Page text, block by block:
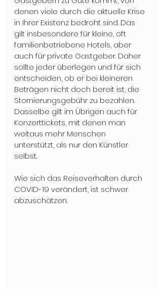
denen viele durch die aktuelle Krise
in Ihrer Existenz bedroht sind. Das
gilt insbesondere für kleine, oft
familienbetriebene Hotels, aber
auch für private Gastgeber. Daher
sollte jeder überlegen und für sich
entscheiden, ob er bei kleineren
Beträgen nicht doch bereit ist, die
Stornierungsgebühr zu bezahlen.
Dasselbe gilt im Übrigen auch für
Konzerttickets, mit denen man
weitaus mehr Menschen
unterstützt, als nur den Künstler
selbst.
Wie sich das Reiseverhalten durch
COVID-19 verändert, ist schwer
abzuschätzen.